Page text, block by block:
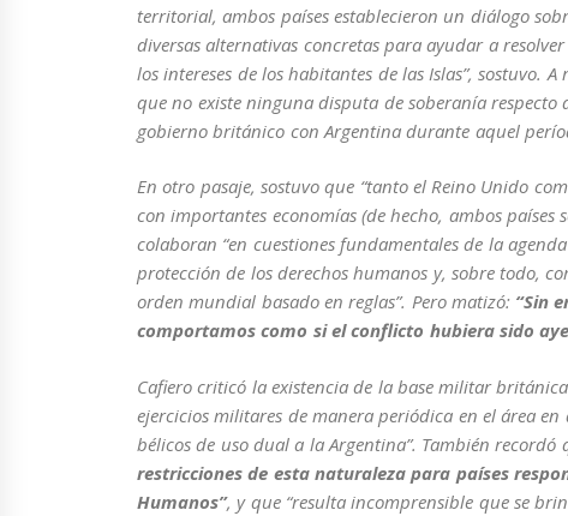
territorial, ambos países establecieron un diálogo
diversas alternativas concretas para ayudar a
los intereses de los habitantes de las Islas”, sostuvo.
que no existe ninguna disputa de soberanía respecto
gobierno británico con Argentina durante aquel
En otro pasaje, sostuvo que “tanto el Reino Unido
con importantes economías (de hecho, ambos países
colaboran “en cuestiones fundamentales de la
protección de los derechos humanos y, sobre todo,
orden mundial basado en reglas”. Pero matizó: “Sin
comportamos como si el conflicto hubiera sido
Cafiero criticó la existencia de la base militar
ejercicios militares de manera periódica en el área
bélicos de uso dual a la Argentina”. También recordó
restricciones de esta naturaleza para países
Humanos”, y que “resulta incomprensible que se